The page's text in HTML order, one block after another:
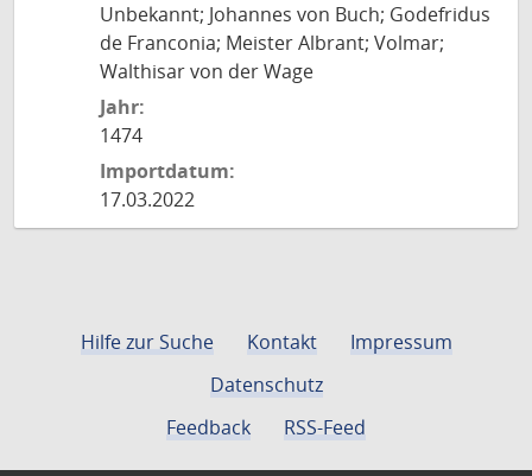
Unbekannt; Johannes von Buch; Godefridus
de Franconia; Meister Albrant; Volmar;
Walthisar von der Wage
Jahr:
1474
Importdatum:
17.03.2022
Hilfe zur Suche Kontakt
Impressum
Datenschutz
Feedback
RSS-Feed